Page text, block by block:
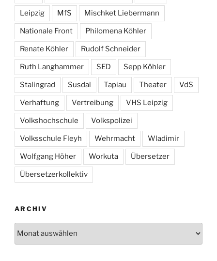
Leipzig MfS Mischket Liebermann
Nationale Front Philomena Köhler
Renate Köhler Rudolf Schneider
Ruth Langhammer SED Sepp Köhler
Stalingrad Susdal Tapiau Theater VdS
Verhaftung Vertreibung VHS Leipzig
Volkshochschule Volkspolizei
Volksschule Fleyh Wehrmacht Wladimir
Wolfgang Höher Workuta Übersetzer
Übersetzerkollektiv
ARCHIV